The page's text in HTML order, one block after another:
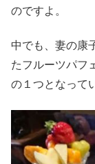
のですよ。
中でも、妻の康
たフルーツパフ
の１つとなって